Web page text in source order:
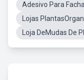
Adesivo Para
Lojas
Loja DeMudas De